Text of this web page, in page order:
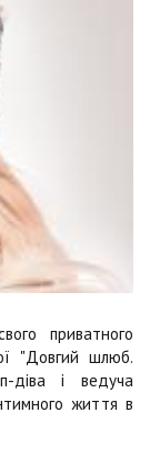
приватного
"Довгий шлюб.
діва і ведуча
життя в